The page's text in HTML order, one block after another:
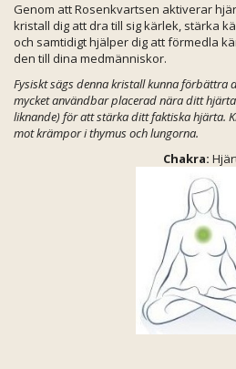
Genom att Rosenkvartsen aktiverar
kristall dig att dra till sig kärlek, stärka
och samtidigt hjälper dig att förmedla
den till dina medmänniskor.
Fysiskt sägs denna kristall kunna förbättra
mycket användbar placerad nära ditt
liknande) för att stärka ditt faktiska hjärta.
mot krämpor i thymus och lungorna.
Chakra: